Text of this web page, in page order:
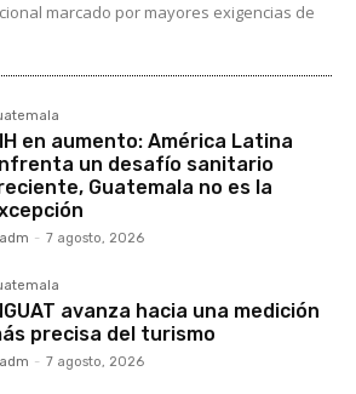
marcado por mayores exigencias de
en aumento: América Latina
un desafío sanitario
Guatemala no es la
- 7 agosto, 2026
avanza hacia una medición
precisa del turismo
- 7 agosto, 2026